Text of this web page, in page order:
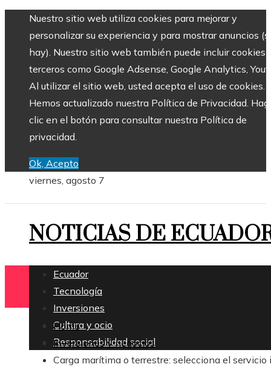
Nuestro sitio web utiliza cookies para mejorar y
personalizar su experiencia y para mostrar anuncios
hay). Nuestro sitio web también puede incluir cookies
terceros como Google Adsense, Google Analytics,
Al utilizar el sitio web, usted acepta el uso de cookies.
Hemos actualizado nuestra Política de Privacidad.
clic en el botón para consultar nuestra Política de
privacidad.
Ok, Acepto
viernes, agosto 7
NOTICIAS DE
Ecuador
Tecnología
Inversiones
Cultura y ocio
Responsabilidad social
Home
Inversiones y negocios
Carga marítima o terrestre: selecciona el servicio